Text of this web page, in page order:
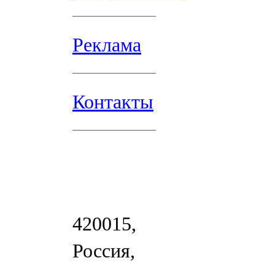
Реклама
Контакты
420015,
Россия,